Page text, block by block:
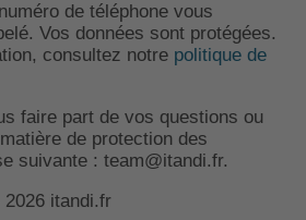
de téléphone vous
Vos données sont protégées.
consultez notre politique de
faire part de vos questions ou
de protection des
suivante : team@itandi.fr.
itandi.fr